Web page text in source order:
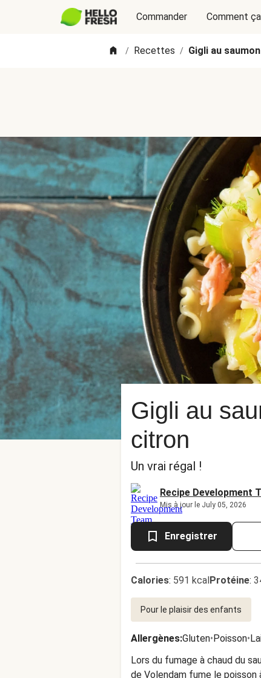
Commander Comment
/ Recettes / Gigli au
Gigli au
citron
Un vrai régal !
Recipe Development
Mis à jour le July 05, 2026
Enregistrer
Calories: 591 kcalProtéine:
Pour le plaisir des enfants
Allergènes:Gluten•Poisson•
Lors du fumage à chaud du
de Volendam fume le